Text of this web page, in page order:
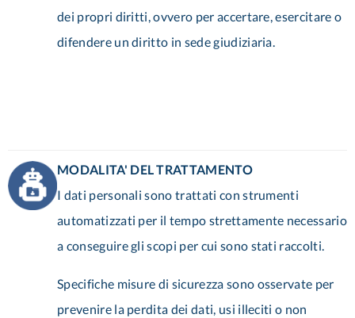
dei propri diritti, ovvero per accertare, esercitare o
difendere un diritto in sede giudiziaria.
MODALITA' DEL TRATTAMENTO
I dati personali sono trattati con strumenti
automatizzati per il tempo strettamente necessario
a conseguire gli scopi per cui sono stati raccolti.
Specifiche misure di sicurezza sono osservate per
prevenire la perdita dei dati, usi illeciti o non